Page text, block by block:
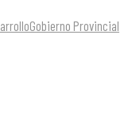
Gobierno Provincial